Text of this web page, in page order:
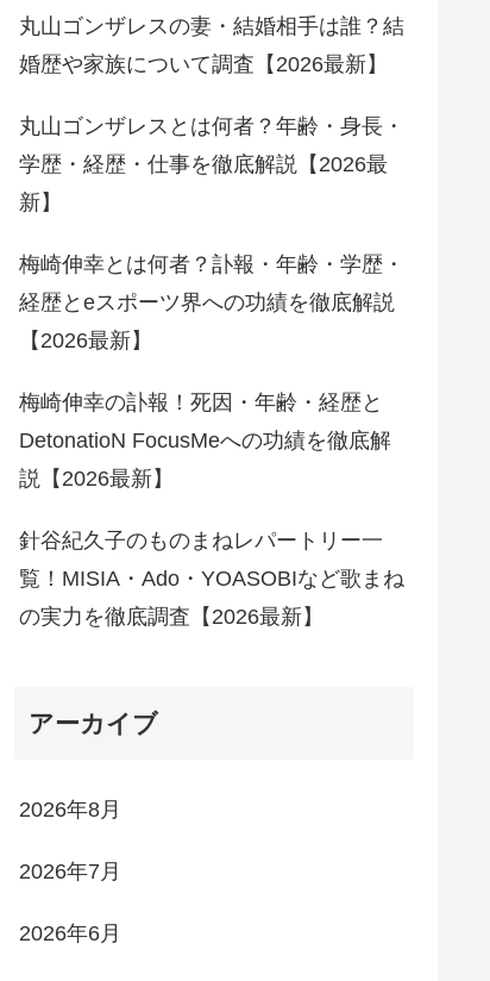
丸山ゴンザレスの妻・結婚相手は誰？結
婚歴や家族について調査【2026最新】
丸山ゴンザレスとは何者？年齢・身長・
学歴・経歴・仕事を徹底解説【2026最
新】
梅崎伸幸とは何者？訃報・年齢・学歴・
経歴とeスポーツ界への功績を徹底解説
【2026最新】
梅崎伸幸の訃報！死因・年齢・経歴と
DetonatioN FocusMeへの功績を徹底解
説【2026最新】
針谷紀久子のものまねレパートリー一
覧！MISIA・Ado・YOASOBIなど歌まね
の実力を徹底調査【2026最新】
アーカイブ
2026年8月
2026年7月
2026年6月